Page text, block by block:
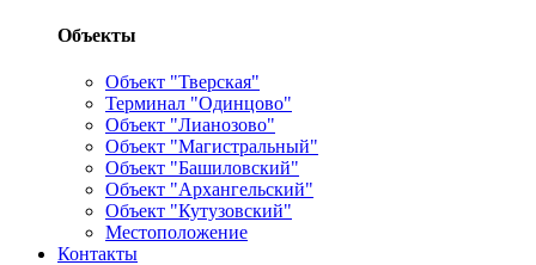
Объекты
Объект "Тверская"
Терминал "Одинцово"
Объект "Лианозово"
Объект "Магистральный"
Объект "Башиловский"
Объект "Архангельский"
Объект "Кутузовский"
Местоположение
Контакты